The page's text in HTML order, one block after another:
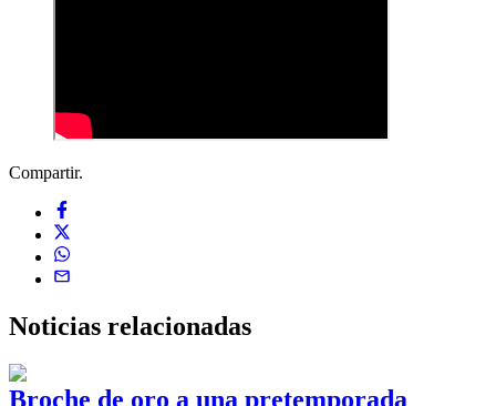
Compartir.
Noticias relacionadas
Broche de oro a una pretemporada